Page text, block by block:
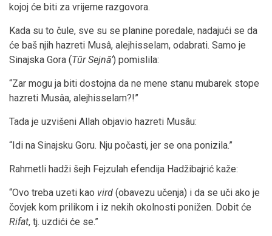
kojoj će biti za vrijeme razgovora.
Kada su to čule, sve su se planine poredale, nadajući se da
će baš njih hazreti Musâ, alejhisselam, odabrati. Samo je
Sinajska Gora (Tūr Sejnā’) pomislila:
“Zar mogu ja biti dostojna da ne mene stanu mubarek stope
hazreti Musâa, alejhisselam?!”
Tada je uzvišeni Allah objavio hazreti Musâu:
“Idi na Sinajsku Goru. Nju počasti, jer se ona ponizila.”
Rahmetli hadži šejh Fejzulah efendija Hadžibajrić kaže:
“Ovo treba uzeti kao vird (obavezu učenja) i da se uči ako je
čovjek kom prilikom i iz nekih okolnosti ponižen. Dobit će
Rifat, tj. uzdići će se.”